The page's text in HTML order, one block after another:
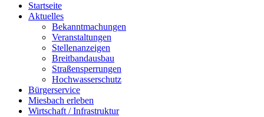
Startseite
Aktuelles
Bekanntmachungen
Veranstaltungen
Stellenanzeigen
Breitbandausbau
Straßensperrungen
Hochwasserschutz
Bürgerservice
Miesbach erleben
Wirtschaft / Infrastruktur